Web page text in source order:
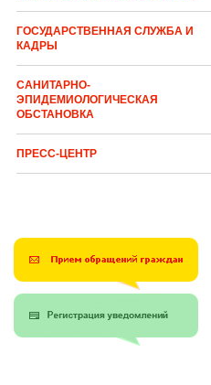
ГОСУДАРСТВЕННАЯ СЛУЖБА И
КАДРЫ
САНИТАРНО-
ЭПИДЕМИОЛОГИЧЕСКАЯ
ОБСТАНОВКА
ПРЕСС-ЦЕНТР